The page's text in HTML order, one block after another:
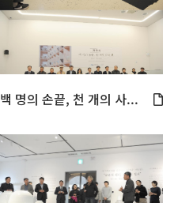
백 명의 손끝, 천 개의 사...